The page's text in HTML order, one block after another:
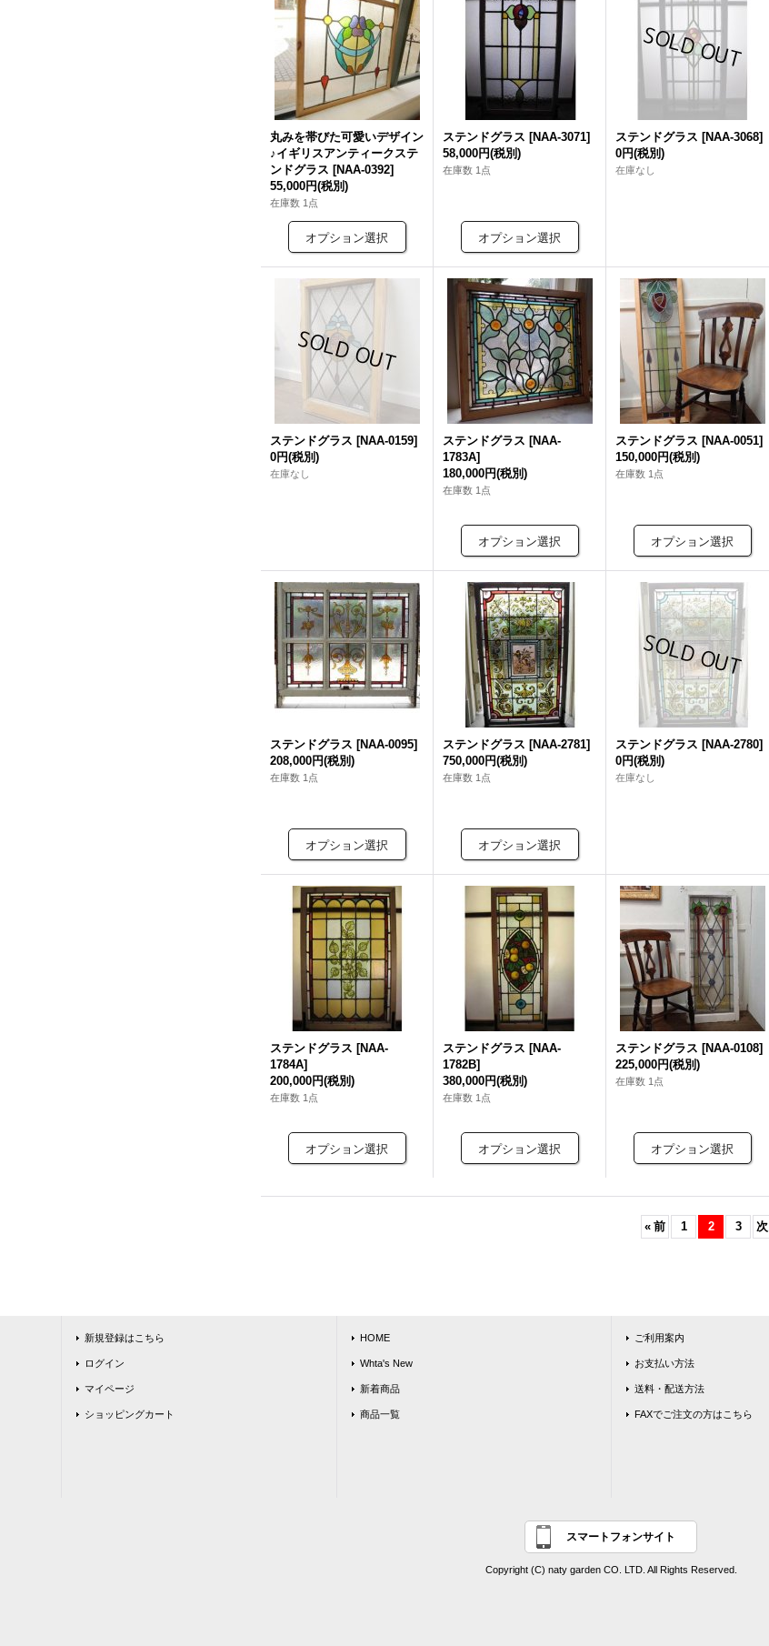
丸みを帯びた可愛いデザイン
♪イギリスアンティークステ
ンドグラス [NAA-0392]
55,000円(税別)
在庫数 1点
ステンドグラス [NAA-3071]
58,000円(税別)
在庫数 1点
ステンドグラス [NAA-3068]
0円(税別)
在庫なし
ステンドグラス [NAA-0159]
0円(税別)
在庫なし
ステンドグラス [NAA-
1783A]
180,000円(税別)
在庫数 1点
ステンドグラス [NAA-0051]
150,000円(税別)
在庫数 1点
ステンドグラス [NAA-0095]
208,000円(税別)
在庫数 1点
ステンドグラス [NAA-2781]
750,000円(税別)
在庫数 1点
ステンドグラス [NAA-2780]
0円(税別)
在庫なし
ステンドグラス [NAA-
1784A]
200,000円(税別)
在庫数 1点
ステンドグラス [NAA-
1782B]
380,000円(税別)
在庫数 1点
ステンドグラス [NAA-0108]
225,000円(税別)
在庫数 1点
« 前 1 2 3 次
新規登録はこちら
ログイン
マイページ
ショッピングカート
HOME
Whta's New
新着商品
商品一覧
ご利用案内
お支払い方法
送料・配送方法
FAXでご注文の方はこちら
スマートフォンサイト
Copyright (C) naty garden CO. LTD. All Rights Reserved.